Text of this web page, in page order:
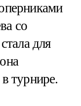
со
для
турнире.